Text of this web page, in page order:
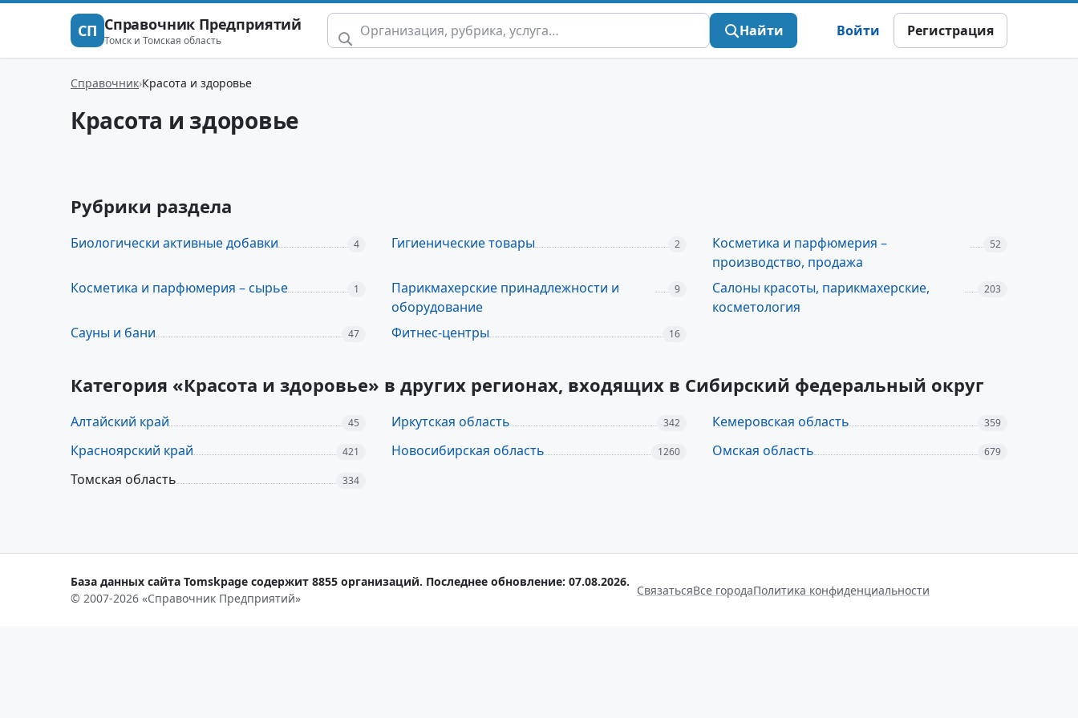
СП Справочник Предприятий
Томск и Томская область
Найти Войти Регистрация
Справочник Красота и здоровье
Красота и здоровье
Рубрики раздела
Биологически активные добавки 4 Гигиенические товары 2
Косметика и парфюмерия –
производство, продажа
52
Косметика и парфюмерия – сырье 1
Парикмахерские принадлежности и
оборудование
9
Салоны красоты, парикмахерские,
косметология
203
Сауны и бани 47 Фитнес-центры 16
Категория «Красота и здоровье» в других регионах, входящих в Сибирский федеральный округ
Алтайский край 45 Иркутская область 342 Кемеровская область 359
Красноярский край 421 Новосибирская область 1260 Омская область 679
Томская область 334
База данных сайта Tomskpage содержит 8855 организаций. Последнее обновление: 07.08.2026.
© 2007-2026 «Справочник Предприятий»
СвязатьсяВсе городаПолитика конфиденциальности